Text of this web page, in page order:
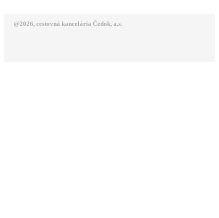
@2026, cestovná kancelária Čedok, a.s.